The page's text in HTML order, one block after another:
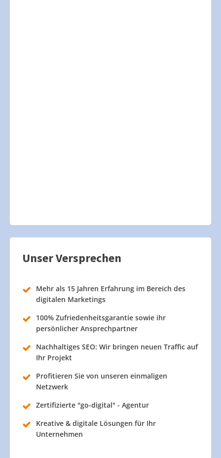
Unser Versprechen
Mehr als 15 Jahren Erfahrung im Bereich des
digitalen Marketings
100% Zufriedenheitsgarantie sowie ihr
persönlicher Ansprechpartner
Nachhaltiges SEO: Wir bringen neuen Traffic auf
Ihr Projekt
Profitieren Sie von unseren einmaligen
Netzwerk
Zertifizierte "go-digital" - Agentur
Kreative & digitale Lösungen für Ihr
Unternehmen